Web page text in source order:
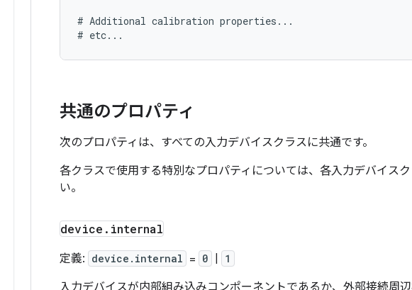
# Additional calibration properties...
共通のプロパティ
次のプロパティは、すべての入力デバイスクラスに共通です。
各クラスで使用する特別なプロパティについては、各入力デバイス
い。
device . internal
定義: device.internal = 0 1
入力デバイスが内部組み込みコンポーネントであるか、外部接続周